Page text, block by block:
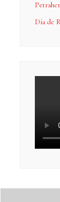
Petraher
Día de